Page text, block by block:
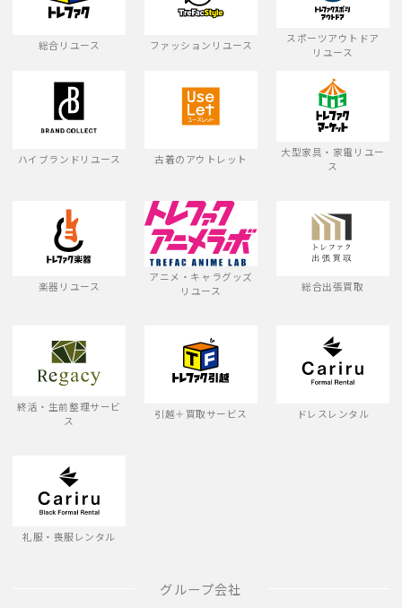
総合リユース ファッションリユース
スポーツアウトドア
リユース
ハイブランドリユース 古着のアウトレット
大型家具・家電リユー
ス
楽器リユース
アニメ・キャラグッズ
リユース
総合出張買取
終活・生前整理サービ
ス
引越＋買取サービス ドレスレンタル
礼服・喪服レンタル
グループ会社